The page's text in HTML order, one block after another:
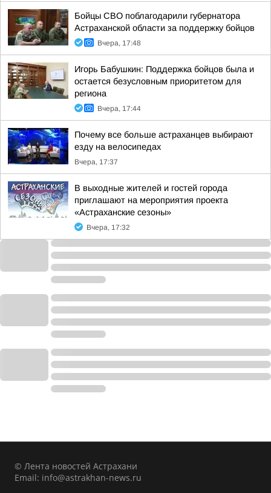
Бойцы СВО поблагодарили губернатора
Астраханской области за поддержку бойцов
Вчера, 17:48
Игорь Бабушкин: Поддержка бойцов была и
остается безусловным приоритетом для
региона
Вчера, 17:44
Почему все больше астраханцев выбирают
езду на велосипедах
Вчера, 17:37
В выходные жителей и гостей города
приглашают на мероприятия проекта
«Астраханские сезоны»
Вчера, 17:32
© Лента новостей Астрахани
Email: info@astrakhan-news.ru